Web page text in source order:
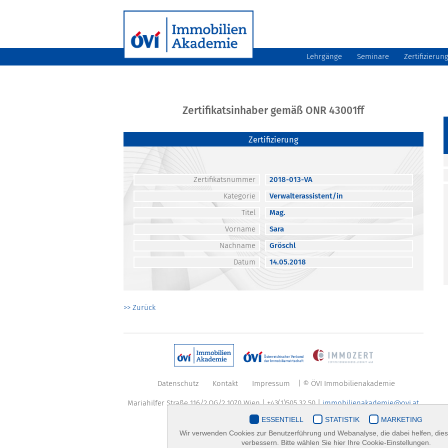
Lehrgänge Seminare Zertifizierung
Zertifikatsinhaber gemäß ONR 43001ff
Zertifizierung
Zertifikatsnummer
2018-013-VA
Kategorie
Verwalterassistent/in
Titel
Mag.
Vorname
Sara
Nachname
Gröschl
Datum
14.05.2018
>> Zurück
Datenschutz Kontakt Impressum | © ÖVI Immobilienakademie
Mariahilfer Straße 116/2.OG/2 1070 Wien | +43(1)505 32 50 |immobilienakademie@ovi.at
ESSENTIELL STATISTIK
MARKETING
Wir verwenden Cookies zur Benutzerführung und Webanalyse, die dabei helfen,
verbessern. Bitte wählen Sie hier Ihre Cookie-Einstellungen.